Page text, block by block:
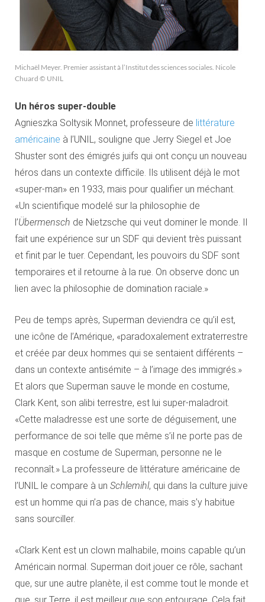
Michaël Meyer. Premier assistant à l’Institut des sciences sociales. Nicole
Chuard © UNIL
Un héros super-double
Agnieszka Soltysik Monnet, professeure de littérature
américaine à l’UNIL, souligne que Jerry Siegel et Joe
Shuster sont des émigrés juifs qui ont conçu un nouveau
héros dans un contexte difficile. Ils utilisent déjà le mot
«super-man» en 1933, mais pour qualifier un méchant.
«Un scientifique modelé sur la philosophie de
l’Übermensch de Nietzsche qui veut dominer le monde. Il
fait une expérience sur un SDF qui devient très puissant
et finit par le tuer. Cependant, les pouvoirs du SDF sont
temporaires et il retourne à la rue. On observe donc un
lien avec la philosophie de domination raciale.»
Peu de temps après, Superman deviendra ce qu’il est,
une icône de l’Amérique, «paradoxalement extraterrestre
et créée par deux hommes qui se sentaient différents –
dans un contexte antisémite – à l’image des immigrés.»
Et alors que Superman sauve le monde en costume,
Clark Kent, son alibi terrestre, est lui super-maladroit.
«Cette maladresse est une sorte de déguisement, une
performance de soi telle que même s’il ne porte pas de
masque en costume de Superman, personne ne le
reconnaît.» La professeure de littérature américaine de
l’UNIL le compare à un Schlemihl, qui dans la culture juive
est un homme qui n’a pas de chance, mais s’y habitue
sans sourciller.
«Clark Kent est un clown malhabile, moins capable qu’un
Américain normal. Superman doit jouer ce rôle, sachant
que, sur une autre planète, il est comme tout le monde et